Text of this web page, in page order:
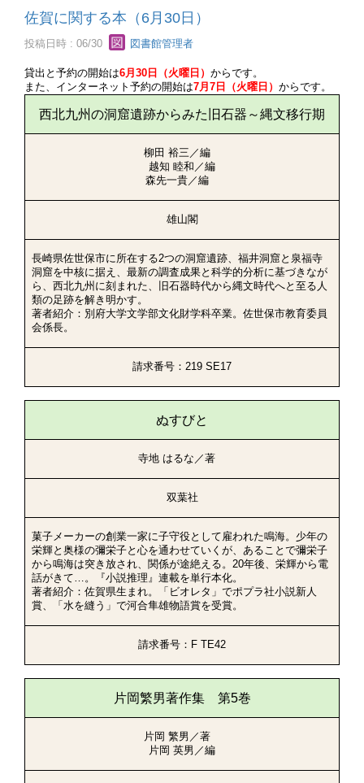
佐賀に関する本（6月30日）
投稿日時 : 06/30 図書館管理者
貸出と予約の開始は6月30日（火曜日） からです。
また、インターネット予約の開始は7月7日（火曜日） からです。
西北九州の洞窟遺跡からみた旧石器～縄文移行期
柳田 裕三／編
越知 睦和／編
森先一貴／編
雄山閣
長崎県佐世保市に所在する2つの洞窟遺跡、福井洞窟と泉福寺
洞窟を中核に据え、最新の調査成果と科学的分析に基づきなが
ら、西北九州に刻まれた、旧石器時代から縄文時代へと至る人
類の足跡を解き明かす。
著者紹介：別府大学文学部文化財学科卒業。佐世保市教育委員
会係長。
請求番号：219 SE17
ぬすびと
寺地 はるな／著
双葉社
菓子メーカーの創業一家に子守役として雇われた鳴海。少年の
栄輝と奥様の彌栄子と心を通わせていくが、あることで彌栄子
から鳴海は突き放され、関係が途絶える。20年後、栄輝から電
話がきて…。『小説推理』連載を単行本化。
著者紹介：佐賀県生まれ。「ビオレタ」でポプラ社小説新人
賞、「水を縫う」で河合隼雄物語賞を受賞。
請求番号：F TE42
片岡繁男著作集 第5巻
片岡 繁男／著
片岡 英男／編